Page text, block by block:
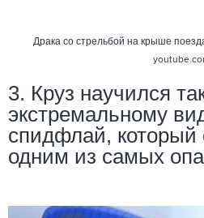
Драка со стрельбой на крыше
3. Круз научился
экстремальному
спидфлай, который
одним из самых